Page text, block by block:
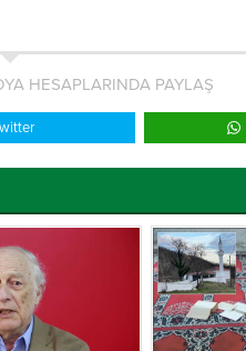
HESAPLARINDA PAYLAŞ